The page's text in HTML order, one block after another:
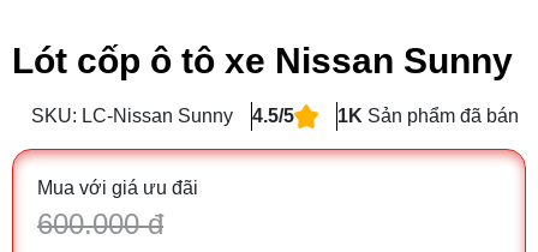
Lót cốp ô tô xe Nissan Sunny
SKU: LC-Nissan Sunny 4.5/5 1K Sản phẩm đã bán
Mua với giá ưu đãi
600.000 đ